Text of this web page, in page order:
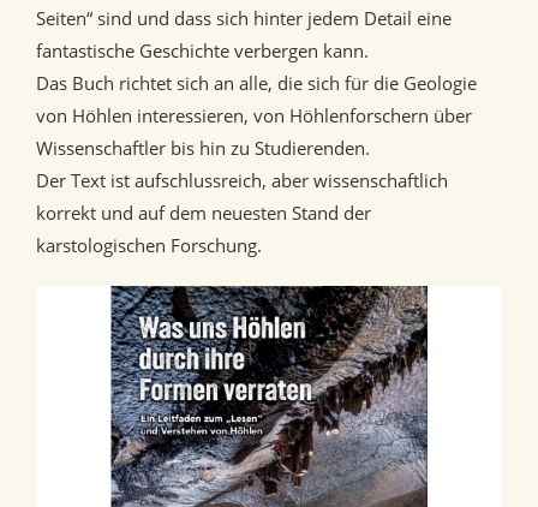
Seiten“ sind und dass sich hinter jedem Detail eine
fantastische Geschichte verbergen kann.
Das Buch richtet sich an alle, die sich für die Geologie
von Höhlen interessieren, von Höhlenforschern über
Wissenschaftler bis hin zu Studierenden.
Der Text ist aufschlussreich, aber wissenschaftlich
korrekt und auf dem neuesten Stand der
karstologischen Forschung.